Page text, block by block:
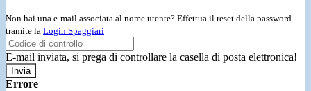
Non hai una e-mail associata al nome utente? Effettua il reset della password
tramite la Login Spaggiari
E-mail inviata, si prega di controllare la casella di posta elettronica!
Errore